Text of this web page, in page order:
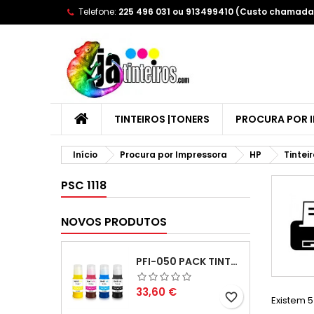
Telefone: 225 496 031 ou 913499410 (Custo
TINTEIROS |TONERS PROCURA POR
Início Procura por Impressora HP
PSC 1118
NOVOS PRODUTOS
PFI-050 PACK TINTAS COMPATIVEIS
Preço
33,60 € favorite_border Existem